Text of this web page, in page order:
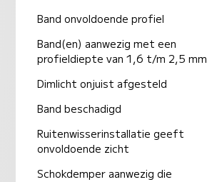
Band onvoldoende profiel
Band(en) aanwezig met een
profieldiepte van 1,6 t/m 2,5 mm
Dimlicht onjuist afgesteld
Band beschadigd
Ruitenwisserinstallatie geeft
onvoldoende zicht
Schokdemper aanwezig die